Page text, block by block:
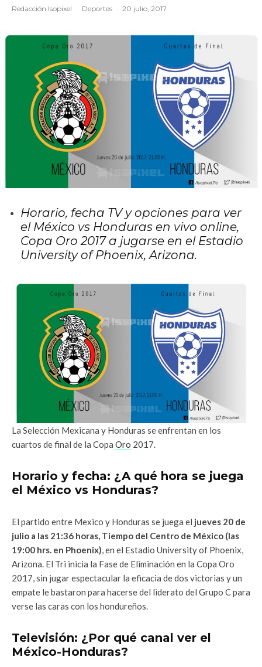
Redacción Isopixel · Deportes · 20 julio, 2017
Horario, fecha TV y opciones para ver
el México vs Honduras en vivo online,
Copa Oro 2017 a jugarse en el Estadio
University of Phoenix, Arizona.
La Selección Mexicana y Honduras se enfrentan en los
cuartos de final de la Copa Oro 2017.
Horario y fecha: ¿A qué hora se juega
el México vs Honduras?
El partido entre Mexico y Honduras se juega el jueves 20 de
julio a las 21:36 horas, Tiempo del Centro de México (las
19:00 hrs. en Phoenix), en el Estadio University of Phoenix,
Arizona. El Tri inicia la Fase de Eliminación en la Copa Oro
2017, sin jugar espectacular la eficacia de dos victorias y un
empate le bastaron para hacerse del liderato del Grupo C para
verse las caras con los hondureños.
Televisión: ¿Por qué canal ver el
México-Honduras?